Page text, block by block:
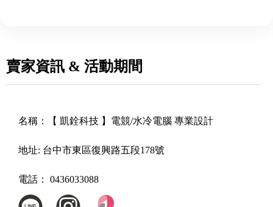
賣家資訊 & 活動期間
名稱： 【 凱銓科技 】電競/水冷電腦 專業設計
地址: 台中市東區復興路五段178號
電話： 0436033088